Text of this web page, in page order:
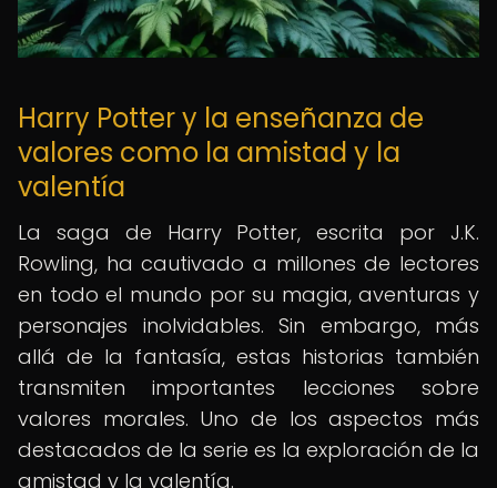
Harry Potter y la enseñanza de
valores como la amistad y la
valentía
La saga de Harry Potter, escrita por J.K.
Rowling, ha cautivado a millones de lectores
en todo el mundo por su magia, aventuras y
personajes inolvidables. Sin embargo, más
allá de la fantasía, estas historias también
transmiten importantes lecciones sobre
valores morales. Uno de los aspectos más
destacados de la serie es la exploración de la
amistad y la valentía.